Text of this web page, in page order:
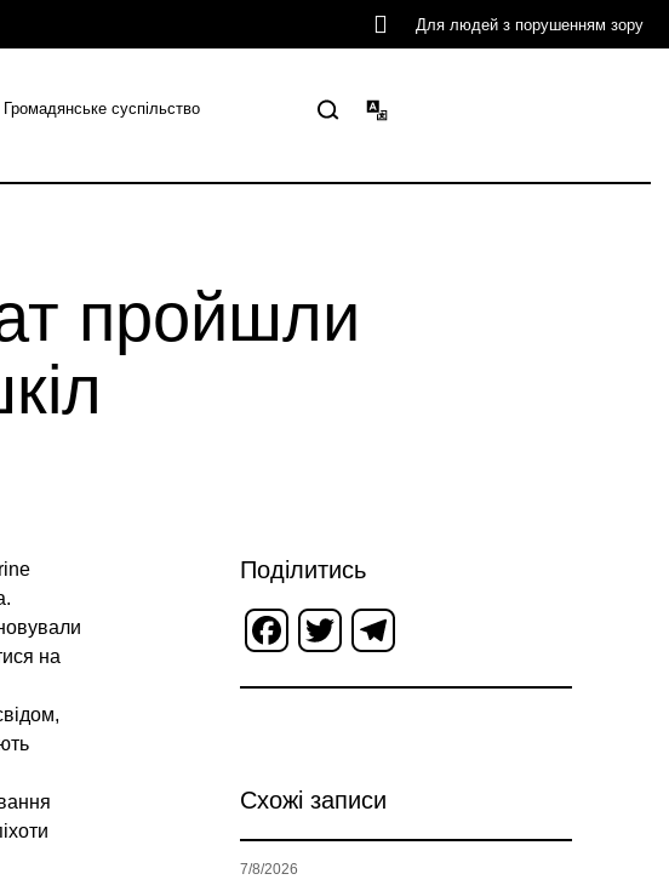
Для людей з порушенням зору
Громадянське суспільство
пройшли
на
Поділитись
Facebook
Twitter
Схожі записи
7/8/2026